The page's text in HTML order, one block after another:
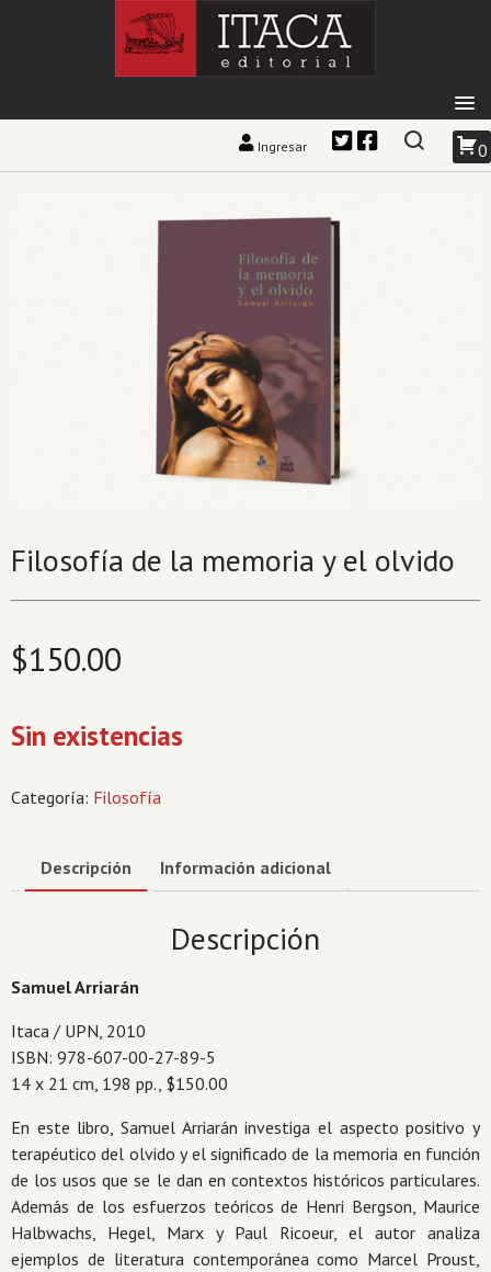
Ingresar 0
Filosofía de la memoria y el olvido
$150.00
Sin existencias
Categoría: Filosofía
Descripción Información adicional
Descripción
Samuel Arriarán
Itaca / UPN, 2010
ISBN: 978-607-00-27-89-5
14 x 21 cm, 198 pp., $150.00
En este libro, Samuel Arriarán investiga el aspecto positivo y
terapéutico del olvido y el significado de la memoria en función
de los usos que se le dan en contextos históricos particulares.
Además de los esfuerzos teóricos de Henri Bergson, Maurice
Halbwachs, Hegel, Marx y Paul Ricoeur, el autor analiza
ejemplos de literatura contemporánea como Marcel Proust,